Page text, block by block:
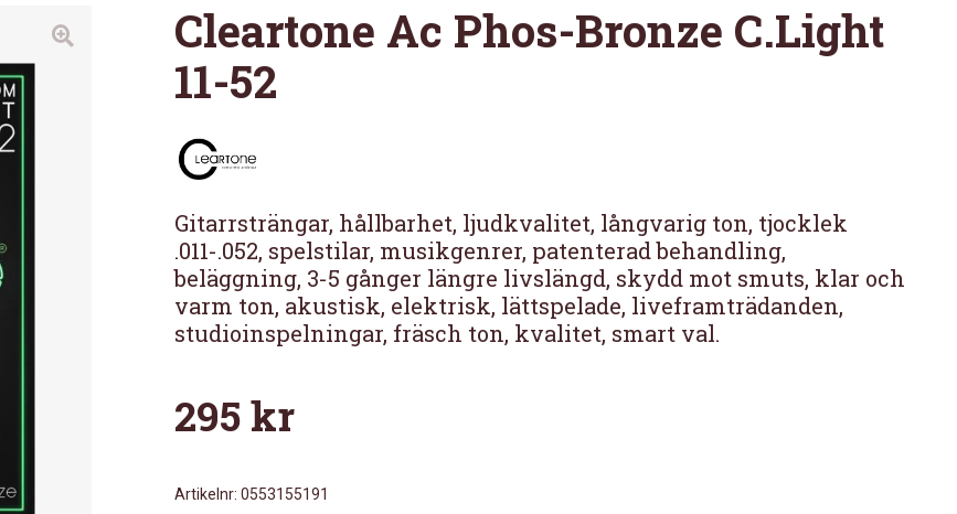
Cleartone Ac Phos-Bronze C.Light
11-52
Gitarrsträngar, hållbarhet, ljudkvalitet, långvarig ton, tjocklek
.011-.052, spelstilar, musikgenrer, patenterad behandling,
beläggning, 3-5 gånger längre livslängd, skydd mot smuts, klar och
varm ton, akustisk, elektrisk, lättspelade, liveframträdanden,
studioinspelningar, fräsch ton, kvalitet, smart val.
295kr
Artikelnr: 0553155191